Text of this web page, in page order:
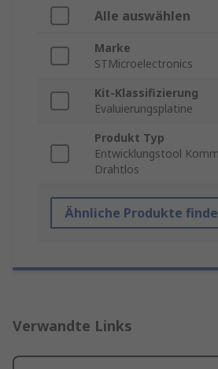
Alle auswählen
Marke
STMicroelectronics
Kit-Klassifizierung
Evaluierungsplatine
Produkt Typ
Entwicklungstool
Drahtlos
Ähnliche Produkte
Verwandte Links